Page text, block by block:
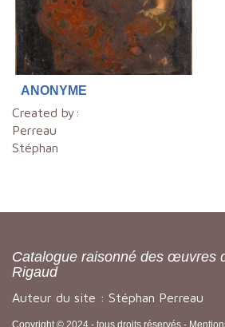
ANONYME
Created by:
Perreau
Stéphan
Catalogue raisonné des œuvres
Rigaud
Auteur du site : Stéphan Perreau
Copyright © 2024 - tous droits réservés -